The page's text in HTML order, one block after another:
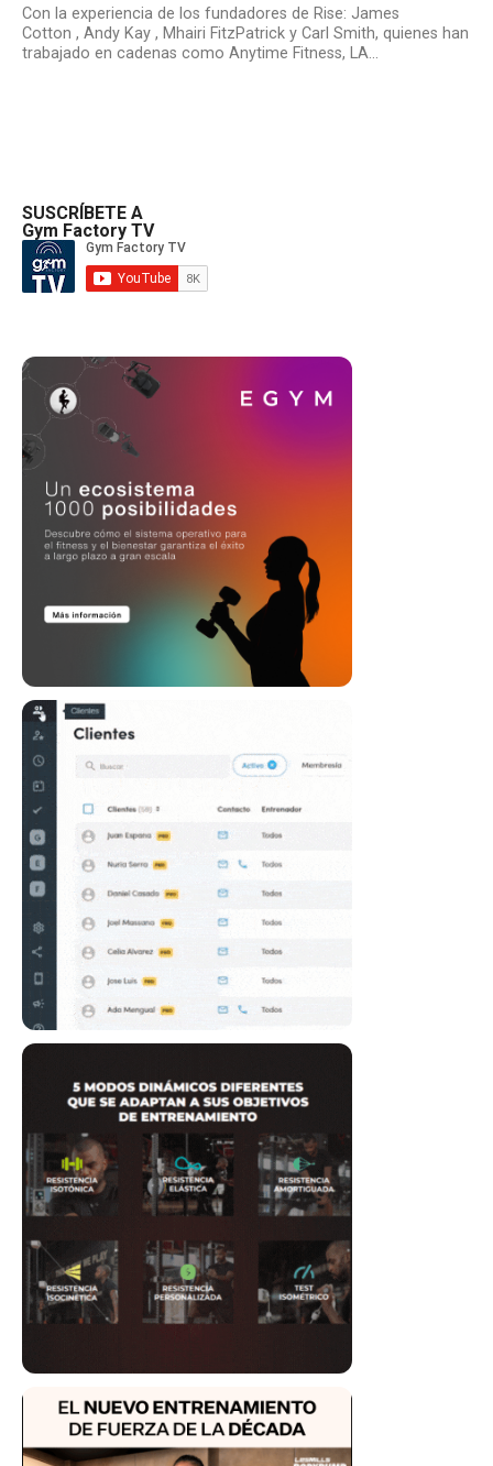
Con la experiencia de los fundadores de Rise: James
Cotton , Andy Kay , Mhairi FitzPatrick y Carl Smith, quienes han
trabajado en cadenas como Anytime Fitness, LA...
SUSCRÍBETE A
Gym Factory TV